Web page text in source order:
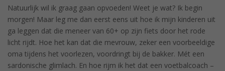
Natuurlijk wil ik graag gaan opvoeden! Weet je wat? Ik begin
morgen! Maar leg me dan eerst eens uit hoe ik mijn kinderen uit
ga leggen dat die meneer van 60+ op zijn fiets door het rode
licht rijdt. Hoe het kan dat die mevrouw, zeker een voorbeeldige
oma tijdens het voorlezen, voordringt bij de bakker. Mét een
sardonische glimlach. En hoe rijm ik het dat een voetbalcoach –